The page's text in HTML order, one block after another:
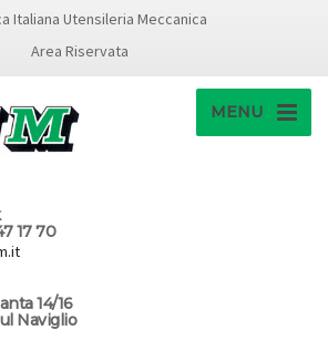
Italiana Utensileria Meccanica
Area Riservata
MENU
17 70
14/16
Naviglio